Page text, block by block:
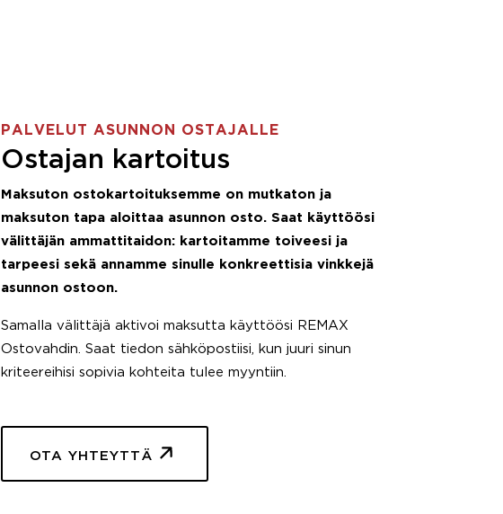
PALVELUT ASUNNON OSTAJALLE
Ostajan kartoitus
Maksuton ostokartoituksemme on mutkaton ja
maksuton tapa aloittaa asunnon osto. Saat käyttöösi
välittäjän ammattitaidon: kartoitamme toiveesi ja
tarpeesi sekä annamme sinulle konkreettisia vinkkejä
asunnon ostoon.
Samalla välittäjä aktivoi maksutta käyttöösi REMAX
Ostovahdin. Saat tiedon sähköpostiisi, kun juuri sinun
kriteereihisi sopivia kohteita tulee myyntiin.
OTA YHTEYTTÄ